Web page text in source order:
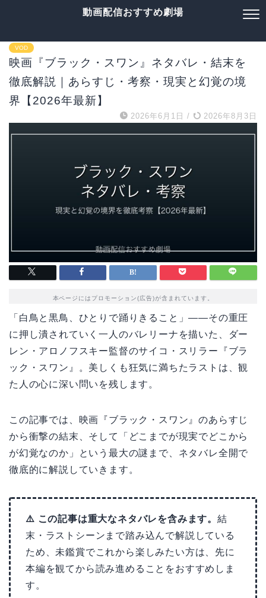
動画配信おすすめ劇場
VOD
映画『ブラック・スワン』ネタバレ・結末を
徹底解説｜あらすじ・考察・現実と幻覚の境
界【2026年最新】
2026年6月1日 / 2026年8月3日
本ページにはプロモーション(広告)が含まれています。
「白鳥と黒鳥、ひとりで踊りきること」――その重圧
に押し潰されていく一人のバレリーナを描いた、ダー
レン・アロノフスキー監督のサイコ・スリラー『ブラ
ック・スワン』。美しくも狂気に満ちたラストは、観
た人の心に深い問いを残します。
この記事では、映画『ブラック・スワン』のあらすじ
から衝撃の結末、そして「どこまでが現実でどこから
が幻覚なのか」という最大の謎まで、ネタバレ全開で
徹底的に解説していきます。
⚠️ この記事は重大なネタバレを含みます。 結
末・ラストシーンまで踏み込んで解説している
ため、未鑑賞でこれから楽しみたい方は、先に
本編を観てから読み進めることをおすすめしま
す。